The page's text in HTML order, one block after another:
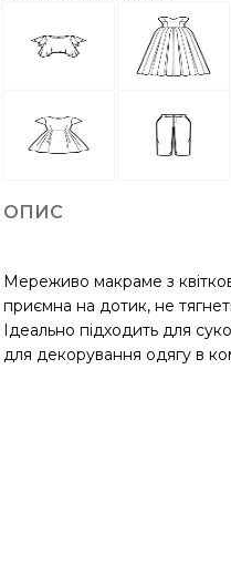
ОПИС
Мереживо макраме з
приємна на дотик, не
Ідеально підходить для
для декорування одягу в